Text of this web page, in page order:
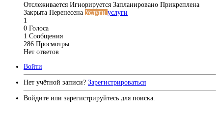
Отслеживается Игнорируется Запланировано Прикреплена
Закрыта Перенесена Услуги услуги
1
0 Голоса
1 Сообщения
286 Просмотры
Нет ответов
Войти
Нет учётной записи? Зарегистрироваться
Войдите или зарегистрируйтесь для поиска.